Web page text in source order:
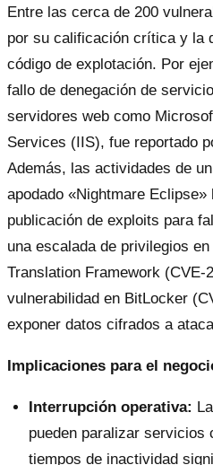
Entre las cerca de 200
por su calificación crítica y la
código de explotación. Por
fallo de denegación de
servidores web como
Services (IIS), fue reportado
Además, las actividades de
apodado «Nightmare Eclipse»
publicación de exploits para
una escalada de privilegios
Translation Framework (CVE-
vulnerabilidad en BitLocker
exponer datos cifrados a
Implicaciones para el
Interrupción operativa:
pueden paralizar servicios
tiempos de inactividad